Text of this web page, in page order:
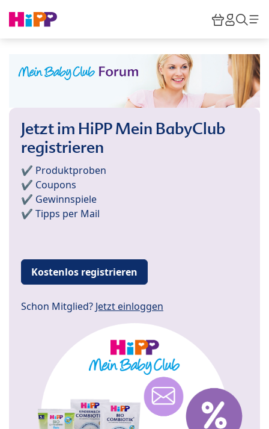
HiPP
Jetzt im HiPP Mein BabyClub
registrieren
✔️ Produktproben
✔️ Coupons
✔️ Gewinnspiele
✔️ Tipps per Mail
Kostenlos registrieren
Schon Mitglied? Jetzt einloggen